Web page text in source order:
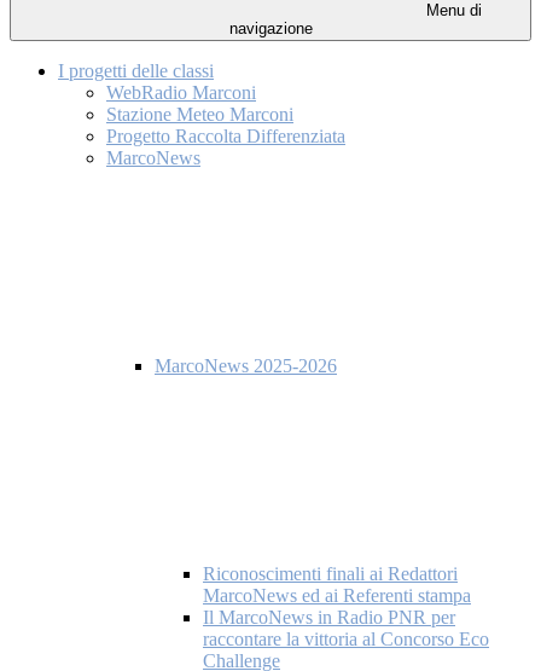
Menu di
navigazione
I progetti delle classi
WebRadio Marconi
Stazione Meteo Marconi
Progetto Raccolta Differenziata
MarcoNews
MarcoNews 2025-2026
Riconoscimenti finali ai Redattori
MarcoNews ed ai Referenti stampa
Il MarcoNews in Radio PNR per
raccontare la vittoria al Concorso Eco
Challenge